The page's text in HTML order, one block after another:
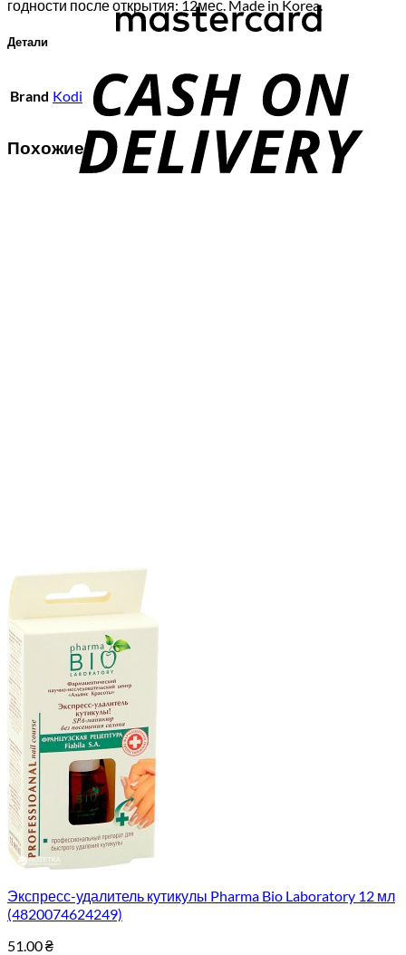
годности после открытия: 12мес. Made in Korea.
Детали
Brand Kodi
Похожие
Экспресс-удалитель кутикулы Pharma Bio Laboratory 12 мл
(4820074624249)
51.00₴